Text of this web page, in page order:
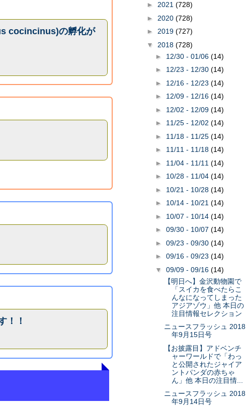
cocincinus)の孵化が
！！
► 2021 (728)
► 2020 (728)
► 2019 (727)
▼ 2018 (728)
► 12/30 - 01/06 (14)
► 12/23 - 12/30 (14)
► 12/16 - 12/23 (14)
► 12/09 - 12/16 (14)
► 12/02 - 12/09 (14)
► 11/25 - 12/02 (14)
► 11/18 - 11/25 (14)
► 11/11 - 11/18 (14)
► 11/04 - 11/11 (14)
► 10/28 - 11/04 (14)
► 10/21 - 10/28 (14)
► 10/14 - 10/21 (14)
► 10/07 - 10/14 (14)
► 09/30 - 10/07 (14)
► 09/23 - 09/30 (14)
► 09/16 - 09/23 (14)
▼ 09/09 - 09/16 (14)
【明日へ】金沢動物園で
「スイカを食べたらこ
んなになってしまった
アジアゾウ」他 本日の
注目情報セレクション
ニュースフラッシュ 2018
年9月15日号
【お披露目】アドベンチ
ャーワールドで「わっ
と公開されたジャイア
ントパンダの赤ちゃ
ん」他 本日の注目情...
ニュースフラッシュ 2018
年9月14日号